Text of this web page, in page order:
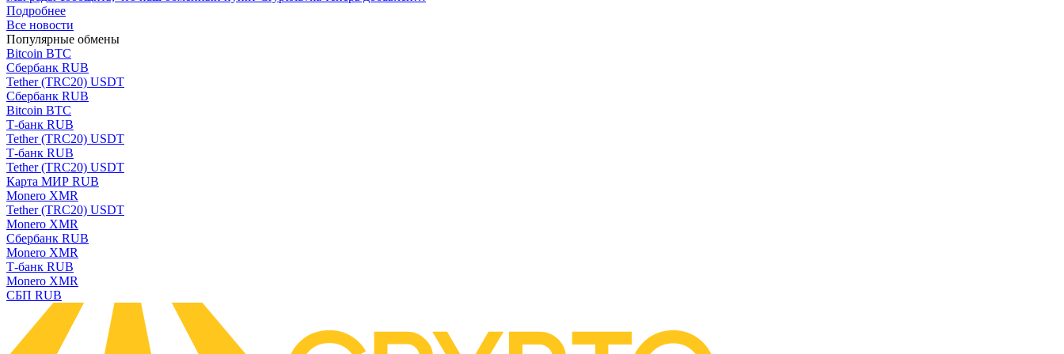
Подробнее
Все новости
Популярные обмены
Bitcoin BTC
Сбербанк RUB
Tether (TRC20) USDT
Сбербанк RUB
Bitcoin BTC
Т-банк RUB
Tether (TRC20) USDT
Т-банк RUB
Tether (TRC20) USDT
Карта МИР RUB
Monero XMR
Tether (TRC20) USDT
Monero XMR
Сбербанк RUB
Monero XMR
Т-банк RUB
Monero XMR
СБП RUB